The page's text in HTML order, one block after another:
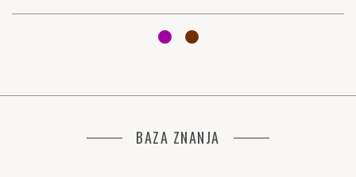
BAZA ZNANJA